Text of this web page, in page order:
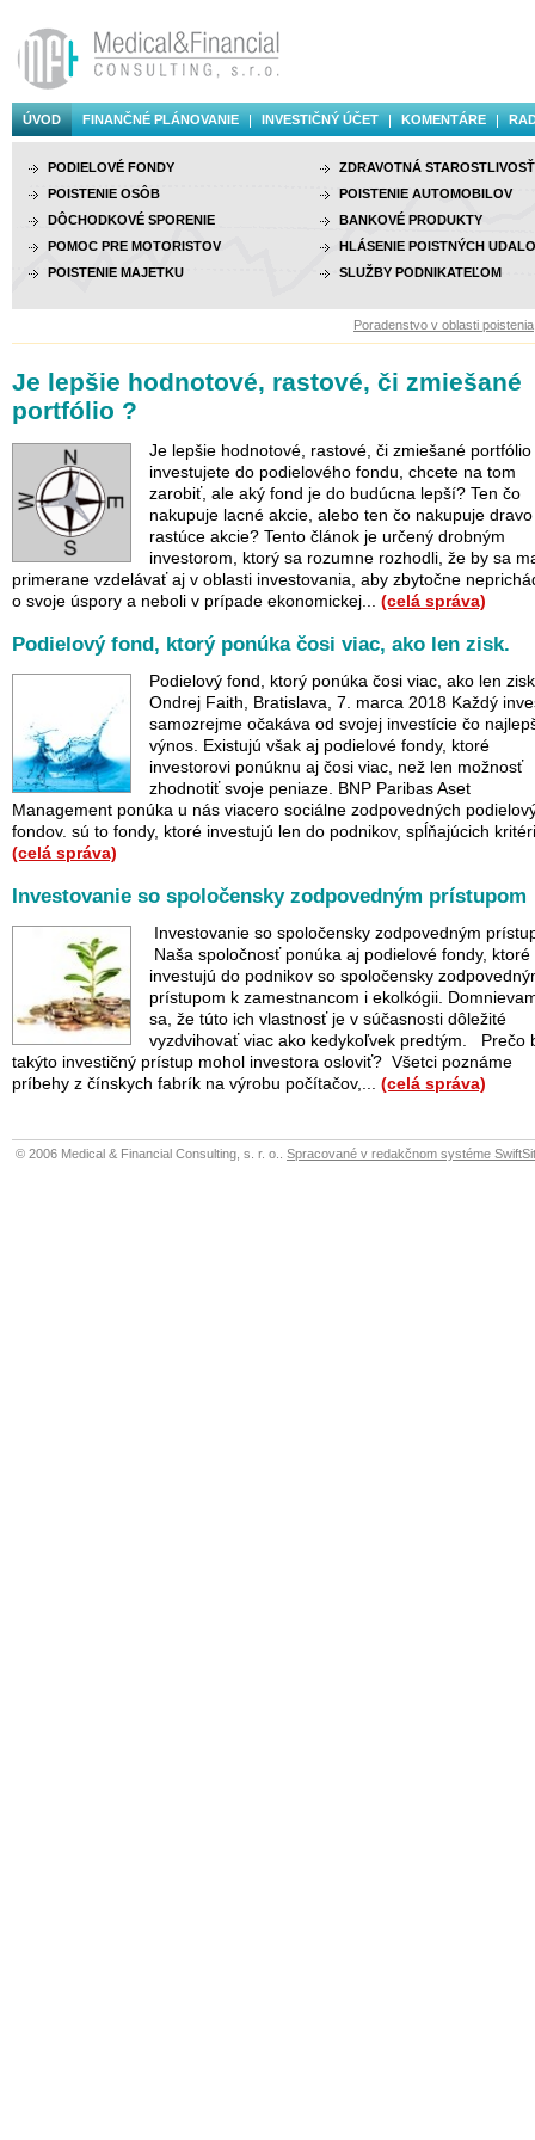
ÚVOD FINANČNÉ PLÁNOVANIE INVESTIČNÝ ÚČET KOMENTÁRE
PODIELOVÉ FONDY
POISTENIE OSÔB
DÔCHODKOVÉ SPORENIE
POMOC PRE MOTORISTOV
POISTENIE MAJETKU
ZDRAVOTNÁ STAROSTLIVOSŤ
POISTENIE AUTOMOBILOV
BANKOVÉ PRODUKTY
HLÁSENIE POISTNÝCH
SLUŽBY PODNIKATEĽOM
Poradenstvo v oblasti
Je lepšie hodnotové, rastové, či zmiešané
portfólio ?
Je lepšie hodnotové, rastové, či zmiešané portfólio
investujete do podielového fondu, chcete na tom
zarobiť, ale aký fond je do budúcna lepší? Ten čo
nakupuje lacné akcie, alebo ten čo nakupuje dravo
rastúce akcie? Tento článok je určený drobným
investorom, ktorý sa rozumne rozhodli, že by sa
primerane vzdelávať aj v oblasti investovania, aby zbytočne
o svoje úspory a neboli v prípade ekonomickej... (celá správa)
Podielový fond, ktorý ponúka čosi viac, ako len zisk.
Podielový fond, ktorý ponúka čosi viac, ako len
Ondrej Faith, Bratislava, 7. marca 2018 Každý
samozrejme očakáva od svojej investície čo
výnos. Existujú však aj podielové fondy, ktoré
investorovi ponúknu aj čosi viac, než len možnosť
zhodnotiť svoje peniaze. BNP Paribas Aset
Management ponúka u nás viacero sociálne zodpovedných
fondov. sú to fondy, ktoré investujú len do podnikov, spĺňajúcich
(celá správa)
Investovanie so spoločensky zodpovedným prístupom
Investovanie so spoločensky zodpovedným
Naša spoločnosť ponúka aj podielové fondy, ktoré
investujú do podnikov so spoločensky
prístupom k zamestnancom i ekolkógii.
sa, že túto ich vlastnosť je v súčasnosti dôležité
vyzdvihovať viac ako kedykoľvek predtým. Prečo
takýto investičný prístup mohol investora osloviť? Všetci poznáme
príbehy z čínskych fabrík na výrobu počítačov,... (celá správa)
© 2006 Medical & Financial Consulting, s. r. o.. Spracované v redakčnom systéme